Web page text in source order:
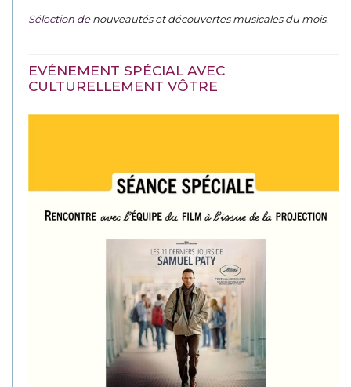
Sélection denouveautés et découvertes musicales du mois.
EVÉNEMENT SPÉCIAL AVEC
CULTURELLEMENT VÔTRE